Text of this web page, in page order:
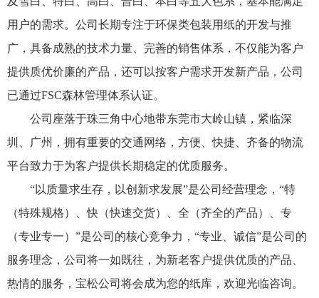
用户的需求。公司长期专注于环保类包装用纸的开发与推
广，具备成熟的技术力量、完善的销售体系，不仅能为客户
提供质优价廉的产品，还可以按客户需求开发新产品，公司
已通过FSC森林管理体系认证。
公司座落于珠三角中心地带东莞市大岭山镇，紧临深
圳、广州，拥有重要的交通网络，方便、快捷、齐备的物流
平台致力于为客户提供长期稳定的优质服务。
“以质量求生存，以创新求发展”是公司经营理念，“特
（特殊规格）、快（快速交货）、全（齐全的产品）、专
（专业专一）”是公司的核心竞争力，“专业、诚信”是公司的
服务理念，公司将一如既往，为新老客户提供优质的产品、
热情的服务，宝松公司将会成为您的纸库，欢迎光临咨询。